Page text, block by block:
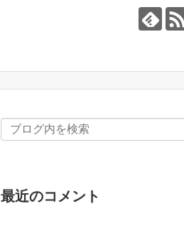
最近のコメント